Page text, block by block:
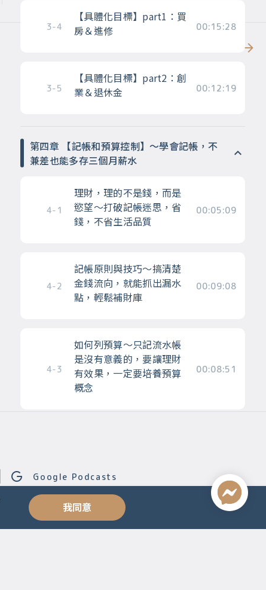
3-4
【具體化目標】part1：買
房＆進修
00:15:28
3-5
【具體化目標】part2：創
業＆退休金
00:12:19
第四章 【記帳和預算控制】～學會記帳，不
兼差也能多存三個月薪水
4-1
理財，理的不是錢，而是
慾望～打破記帳迷思，省
錢，不省生活品質
00:05:09
4-2
記帳原則與技巧～搞清楚
金錢流向，就能抓出漏水
點，輕鬆補財庫
00:09:08
4-3
如何列預算～只記流水帳
是沒有意義的，要讓理財
有效果，一定要培養預算
概念
00:08:51
錢
擁有真正的自由～ 正確運
Google Podcasts
我同意